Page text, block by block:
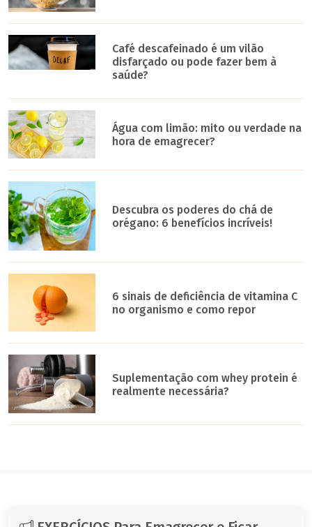
Café descafeinado é um vilão
disfarçado ou pode fazer bem à
saúde?
Água com limão: mito ou verdade na
hora de emagrecer?
Descubra os poderes do chá de
orégano: 6 benefícios incríveis!
6 sinais de deficiência de vitamina C
no organismo e como repor
Suplementação com whey protein é
realmente necessária?